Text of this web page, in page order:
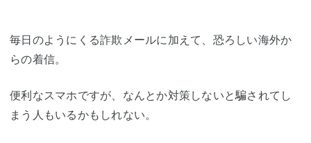
毎日のようにくる詐欺メールに加えて、恐ろしい海外か
らの着信。
便利なスマホですが、なんとか対策しないと騙されてし
まう人もいるかもしれない。